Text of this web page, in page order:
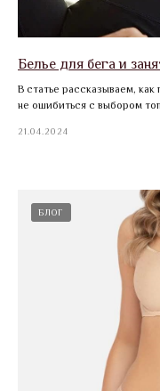
Белье для бега и
В статье рассказываем,
не ошибиться с выбором
21.04.2024
БЛОГ